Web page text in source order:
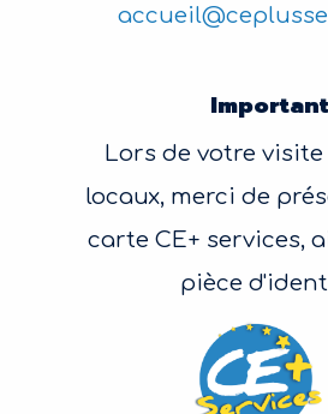
Important
Lors de votre
locaux, merci de
carte CE+ services,
pièce